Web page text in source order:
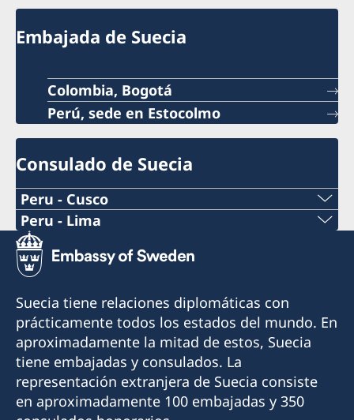
Embajada de Suecia
Colombia, Bogotá
Perú, sede en Estocolmo
Consulado de Suecia
Peru - Cusco
Consulado Honorario de Suecia en Cusco
Cónsul Honorario: Boris Gómez Luna
Email: borisgomez19@gmail.com
Teléfono: +51 994374176
Visitas: solo con cita previa (agenda por
teléfono o email)
Peru - Lima
Consulado Honorario de Suecia en Lima
Cónsul Honorario: Xavier de Romaña
En el consulado también trabaja un asistente
consular y un asistente comercial.
Email asuntos consulares:
lima@consuladodesuecia.pe
Email asuntos comerciales:
Suecia tiene relaciones diplomáticas con
prácticamente todos los estados del mundo. En
aproximadamente la mitad de estos, Suecia
tiene embajadas y consulados. La
representación extranjera de Suecia consiste
en aproximadamente 100 embajadas y 350